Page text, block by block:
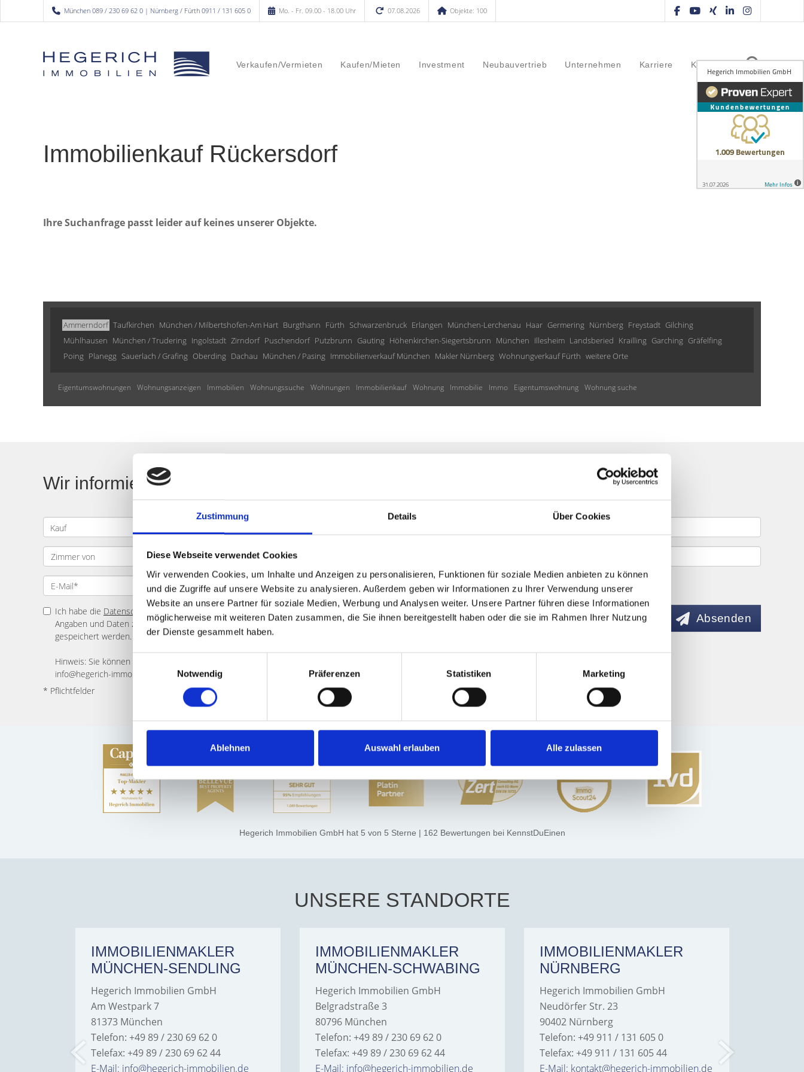
Zustimmung Details Über Cookies
Diese Webseite verwendet Cookies
Wir verwenden Cookies, um Inhalte und Anzeigen zu personalisieren, Funktionen für soziale Medien anbieten zu können
und die Zugriffe auf unsere Website zu analysieren. Außerdem geben wir Informationen zu Ihrer Verwendung unserer
Website an unsere Partner für soziale Medien, Werbung und Analysen weiter. Unsere Partner führen diese Informationen
möglicherweise mit weiteren Daten zusammen, die Sie ihnen bereitgestellt haben oder die sie im Rahmen Ihrer Nutzung
der Dienste gesammelt haben.
Notwendig
Präferenzen Statistiken Marketing
Ablehnen Auswahl erlauben Alle zulassen
München 089 / 230 69 62 0 | Nürnberg / Fürth 0911 / 131 605 0 Mo. - Fr. 09.00 - 18.00 Uhr 07.08.2026 Objekte: 100
Verkaufen/Vermieten Kaufen/Mieten Investment Neubauvertrieb Unternehmen Karriere Kontakt
Immobilienkauf Rückersdorf
Ihre Suchanfrage passt leider auf keines unserer Objekte.
Ammerndorf Taufkirchen München / Milbertshofen-Am Hart Burgthann Fürth Schwarzenbruck Erlangen München-Lerchenau Haar Germering Nürnberg Freystadt Gilching
Mühlhausen München / Trudering Ingolstadt Zirndorf Puschendorf Putzbrunn Gauting Höhenkirchen-Siegertsbrunn München Illesheim Landsberied Krailling Garching Gräfelfing
Poing Planegg Sauerlach / Grafing Oberding Dachau München / Pasing Immobilienverkauf München Makler Nürnberg Wohnungverkauf Fürth weitere Orte
Eigentumswohnungen Wohnungsanzeigen Immobilien Wohnungssuche Wohnungen Immobilienkauf Wohnung Immobilie Immo Eigentumswohnung Wohnung suche
Wir informieren Sie automatisch über passende neue Angebote
Ich habe die Datenschutzerklärung
zur Kenntnis genommen. Ich stimme zu, dass meine
Angaben und Daten zur Beantwortung meiner Anfrage elektronisch erhoben und
gespeichert werden.
Hinweis: Sie können Ihre Einwilligung jederzeit für die Zukunft per E-Mail an
info@hegerich-immobilien.de widerrufen. *
* Pflichtfelder
Absenden
Hegerich Immobilien GmbH hat 5 von 5 Sterne | 162 Bewertungen bei KennstDuEinen
UNSERE STANDORTE
IMMOBILIENMAKLER
MÜNCHEN-SENDLING
Hegerich Immobilien GmbH
Am Westpark 7
81373 München
Telefon: +49 89 / 230 69 62 0
Telefax: +49 89 / 230 69 62 44
E-Mail: info@hegerich-immobilien.de
IMMOBILIENMAKLER
MÜNCHEN-SCHWABING
Hegerich Immobilien GmbH
Belgradstraße 3
80796 München
Telefon: +49 89 / 230 69 62 0
Telefax: +49 89 / 230 69 62 44
E-Mail: info@hegerich-immobilien.de
IMMOBILIENMAKLER
NÜRNBERG
Hegerich Immobilien GmbH
Neudörfer Str. 23
90402 Nürnberg
Telefon: +49 911 / 131 605 0
Telefax: +49 911 / 131 605 44
E-Mail: kontakt@hegerich-immobilien.de